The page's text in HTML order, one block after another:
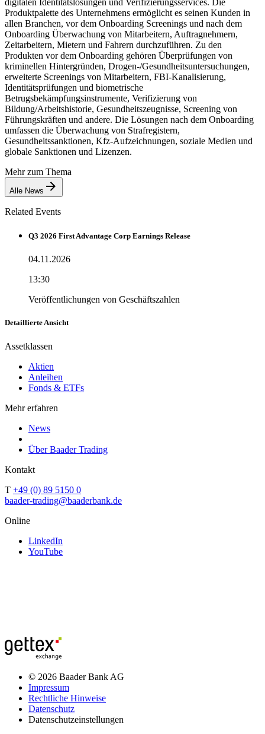
Produktpalette des Unternehmens ermöglicht es seinen Kunden in
allen Branchen, vor dem Onboarding Screenings und nach dem
Onboarding Überwachung von Mitarbeitern, Auftragnehmern,
Zeitarbeitern, Mietern und Fahrern durchzuführen. Zu den
Produkten vor dem Onboarding gehören Überprüfungen von
kriminellen Hintergründen, Drogen-/Gesundheitsuntersuchungen,
erweiterte Screenings von Mitarbeitern, FBI-Kanalisierung,
Identitätsprüfungen und biometrische
Betrugsbekämpfungsinstrumente, Verifizierung von
Bildung/Arbeitshistorie, Gesundheitszeugnisse, Screening von
Führungskräften und andere. Die Lösungen nach dem Onboarding
umfassen die Überwachung von Strafregistern,
Gesundheitssanktionen, Kfz-Aufzeichnungen, soziale Medien und
globale Sanktionen und Lizenzen.
Mehr zum Thema
Alle News
Related Events
Q3 2026 First Advantage Corp Earnings Release
04.11.2026
13:30
Veröffentlichungen von Geschäftszahlen
Detaillierte Ansicht
Assetklassen
Aktien
Anleihen
Fonds & ETFs
Mehr erfahren
News
Über Baader Trading
Kontakt
T +49 (0) 89 5150 0
baader-trading@baaderbank.de
Online
LinkedIn
YouTube
© 2026 Baader Bank AG
Impressum
Rechtliche Hinweise
Datenschutz
Datenschutzeinstellungen